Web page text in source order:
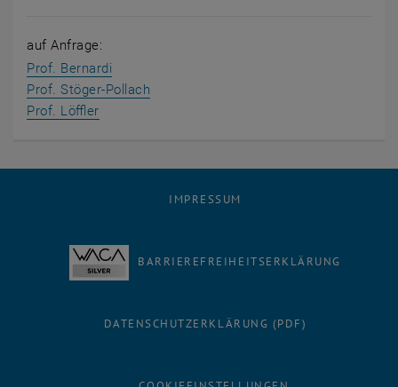
auf Anfrage:
Prof. Bernardi
Prof. Stöger-Pollach
Prof. Löffler
IMPRESSUM
BARRIEREFREIHEITSERKLÄRUNG
DATENSCHUTZERKLÄRUNG (PDF)